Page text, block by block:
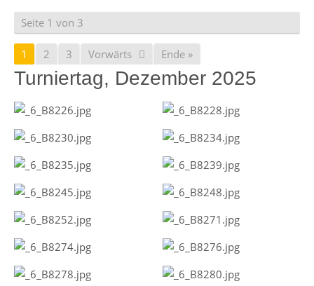
Seite 1 von 3
1 2 3 Vorwärts Ende »
Turniertag, Dezember 2025